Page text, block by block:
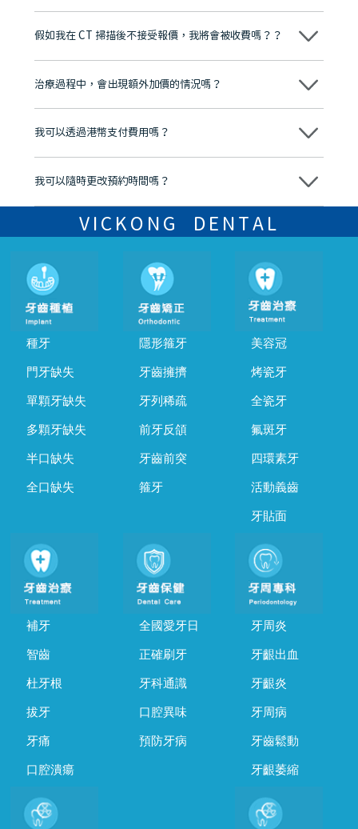
維港口腔踐行「醫道濟世」的大學校訓，各分院匯聚來自香港、內地的
牌」、「2025香港企業領袖品牌」，是諾貝爾種植系統全球放心植牙中
至今已服務超過三十個國家和地區的顧客，受到粵港澳大灣區及周邊城
市市民極高的口碑評價及信任推薦 珠海、深圳設有八大分院，香港亦設
有咨詢及服務保障中心，有任何問題都可以隨時預約免費咨詢，讓人十
假如我在 CT 掃描後不接受報價，我將會被收費嗎？？
不會！只要未開始實際服務之前，你不會被收取任何費用。
治療過程中，會出現額外加價的情況嗎？
不會，治療前我們會詳細說明治療方案及對應的價錢，顧客同意並簽字
我可以透過港幣支付費用嗎？
可以。維港口腔會按照當日匯率轉算收取費用，而匯率會及時告知客人
我可以隨時更改預約時間嗎？
可以，請盡早通過wechat或whatsapp聯絡我們，告知我們你原本預約
的時間及資料，並且重新預約的日期及時段
VICKONG DENTAL
種牙
門牙缺失
單顆牙缺失
多顆牙缺失
半口缺失
全口缺失
隱形箍牙
牙齒擁擠
牙列稀疏
前牙反頜
牙齒前突
箍牙
美容冠
烤瓷牙
全瓷牙
氟斑牙
四環素牙
活動義齒
牙貼面
補牙
智齒
杜牙根
拔牙
牙痛
口腔潰瘍
全國愛牙日
正確刷牙
牙科通識
口腔異味
預防牙病
牙周炎
牙齦出血
牙齦炎
牙周病
牙齒鬆動
牙齦萎縮